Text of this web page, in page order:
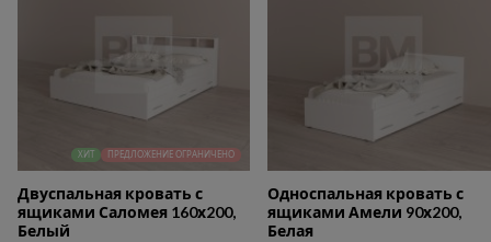
ХИТ ПРЕДЛОЖЕНИЕ ОГРАНИЧЕНО
Двуспальная кровать с
ящиками Саломея 160х200,
Белый
Односпальная кровать с
ящиками Амели 90х200,
Белая